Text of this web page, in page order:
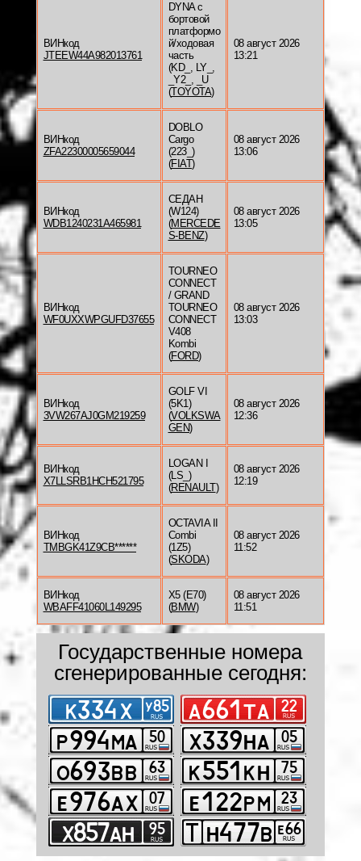
ВИНкод
JTEEW44A982013761
DYNA c
бортовой
платформо
й/ходовая
часть
(KD_, LY_,
_Y2_, _U
(TOYOTA)
08 август 2026
13:21
ВИНкод
ZFA22300005659044
DOBLO
Cargo
(223_)
(FIAT)
08 август 2026
13:06
ВИНкод
WDB1240231A465981
СЕДАН
(W124)
(MERCEDE
S-BENZ)
08 август 2026
13:05
ВИНкод
WF0UXXWPGUFD37655
TOURNEO
CONNECT
/ GRAND
TOURNEO
CONNECT
V408
Kombi
(FORD)
08 август 2026
13:03
ВИНкод
3VW267AJ0GM219259
GOLF VI
(5K1)
(VOLKSWA
GEN)
08 август 2026
12:36
ВИНкод
X7LLSRB1HCH521795
LOGAN I
(LS_)
(RENAULT)
08 август 2026
12:19
ВИНкод
TMBGK41Z9CB******
OCTAVIA II
Combi
(1Z5)
(SKODA)
08 август 2026
11:52
ВИНкод
WBAFF41060L149295
X5 (E70)
(BMW)
08 август 2026
11:51
Государственные номера
сгенерированные сегодня: